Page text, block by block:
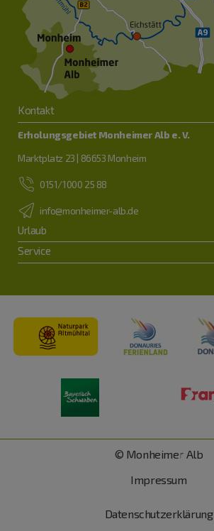
Kontakt
Erholungsgebiet Monheimer Alb e. V.
Marktplatz 23 | 86653 Monheim
0151/1000 25 88
info@monheimer-alb.de
Urlaub
Service
© Monheimer Alb
Impressum
Datenschutzerklärung